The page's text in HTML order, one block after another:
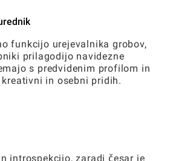
funkcijo urejevalnika grobov,
prilagodijo navidezne
s predvidenim profilom in
in osebni pridih.
introspekcijo, zaradi česar je